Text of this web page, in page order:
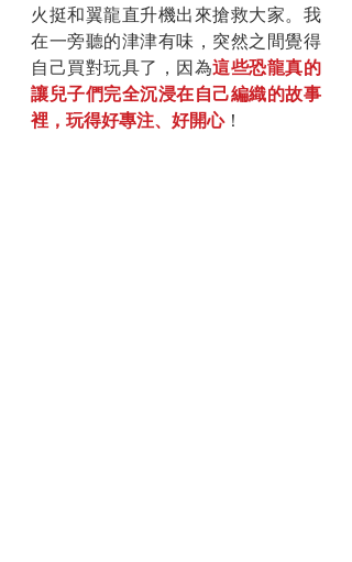
火挺和翼龍直升機出來搶救大家。我
在一旁聽的津津有味，突然之間覺得
自己買對玩具了，因為這些恐龍真的
讓兒子們完全沉浸在自己編織的故事
裡，玩得好專注、好開心！